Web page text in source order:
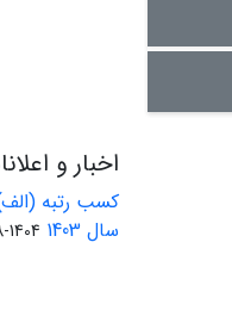
اخبار و
کسب رتبه
سال 1403
1404-08-01